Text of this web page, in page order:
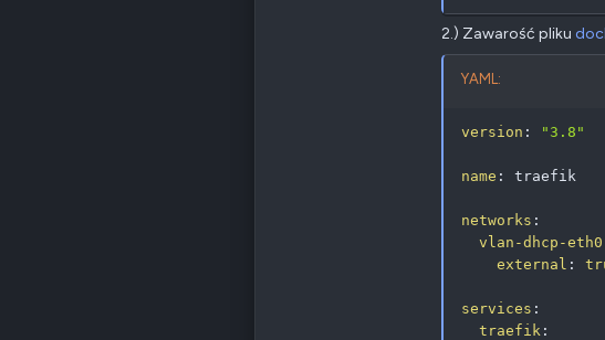
2.) Zawarość pliku
YAML:
version : "3.8"
name : traefik
networks :
vlan-dhcp-
external :
services :
traefik :